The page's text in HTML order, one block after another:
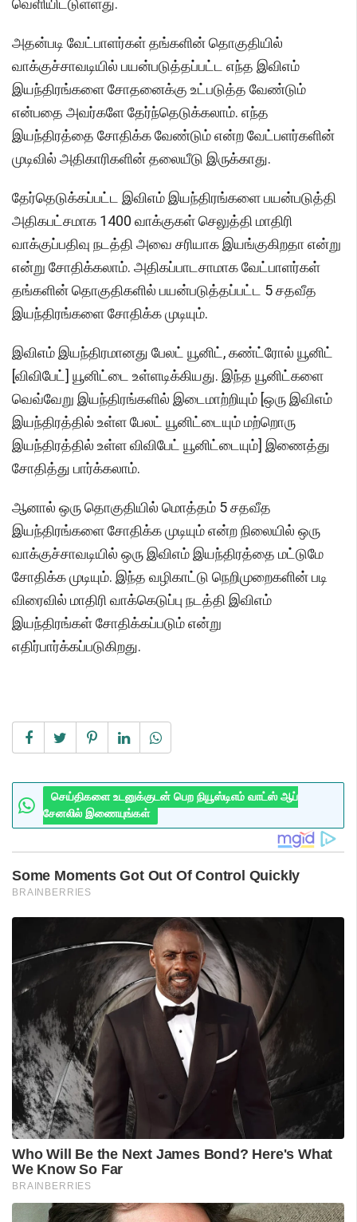
வெளியிட்டுள்ளது.
அதன்படி வேட்பாளர்கள் தங்களின் தொகுதியில்
வாக்குச்சாவடியில் பயன்படுத்தப்பட்ட எந்த இவிஎம்
இயந்திரங்களை சோதனைக்கு உட்படுத்த வேண்டும்
என்பதை அவர்களே தேர்ந்தெடுக்கலாம். எந்த
இயந்திரத்தை சோதிக்க வேண்டும் என்ற வேட்பளர்களின்
முடிவில் அதிகாரிகளின் தலையீடு இருக்காது.
தேர்தெடுக்கப்பட்ட இவிஎம் இயந்திரங்களை பயன்படுத்தி
அதிகபட்சமாக 1400 வாக்குகள் செலுத்தி மாதிரி
வாக்குப்பதிவு நடத்தி அவை சரியாக இயங்குகிறதா என்று
என்று சோதிக்கலாம். அதிகப்பாடசாமாக வேட்பாளர்கள்
தங்களின் தொகுதிகளில் பயன்படுத்தப்பட்ட 5 சதவீத
இயந்திரங்களை சோதிக்க முடியும்.
இவிஎம் இயந்திரமானது பேலட் யூனிட், கண்ட்ரோல் யூனிட்
[விவிபேட்] யூனிட்டை உள்ளடிக்கியது. இந்த யூனிட்களை
வெவ்வேறு இயந்திரங்களில் இடைமாற்றியும் [ஒரு இவிஎம்
இயந்திரத்தில் உள்ள பேலட் யூனிட்டையும் மற்றொரு
இயந்திரத்தில் உள்ள விவிபேட் யூனிட்டையும்] இணைத்து
சோதித்து பார்க்கலாம்.
ஆனால் ஒரு தொகுதியில் மொத்தம் 5 சதவீத
இயந்திரங்களை சோதிக்க முடியும் என்ற நிலையில் ஒரு
வாக்குச்சாவடியில் ஒரு இவிஎம் இயந்திரத்தை மட்டுமே
சோதிக்க முடியும். இந்த வழிகாட்டு நெறிமுறைகளின் படி
விரைவில் மாதிரி வாக்கெடுப்பு நடத்தி இவிஎம்
இயந்திரங்கள் சோதிக்கப்படும் என்று
எதிர்பார்க்கப்படுகிறது.
செய்திகளை உடனுக்குடன் பெற நியூஸ்டிஎம் வாட்ஸ் ஆப்
சேனலில் இணையுங்கள்